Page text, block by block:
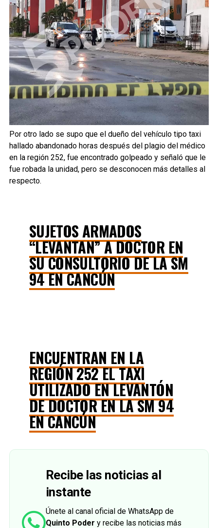
Por otro lado se supo que el dueño del vehículo tipo taxi
hallado abandonado horas después del plagio del médico
en la región 252, fue encontrado golpeado y señaló que le
fue robada la unidad, pero se desconocen más detalles al
respecto.
SUJETOS ARMADOS
“LEVANTAN” A DOCTOR EN
SU CONSULTORIO DE LA SM
94 EN CANCÚN
ENCUENTRAN EN LA
REGIÓN 252 EL TAXI
UTILIZADO EN LEVANTÓN
DE DOCTOR EN LA SM 94
EN CANCÚN
Recibe las noticias al
instante
Únete al canal oficial de WhatsApp de
Quinto Poder y recibe las noticias más